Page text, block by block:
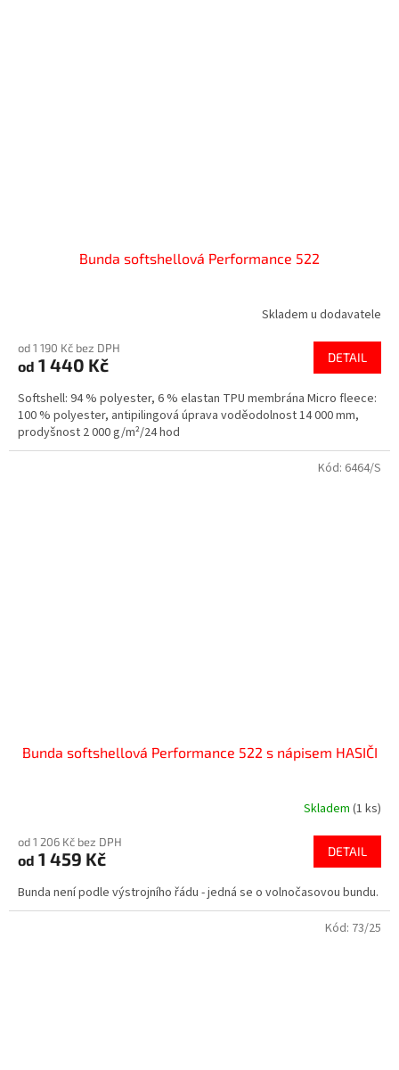
Bunda softshellová Performance 522
Skladem u dodavatele
od 1 190 Kč bez DPH
od 1 440 Kč DETAIL
Softshell: 94 % polyester, 6 % elastan TPU membrána Micro fleece:
100 % polyester, antipilingová úprava voděodolnost 14 000 mm,
prodyšnost 2 000 g/m²/24 hod
Bunda softshellová Performance 522 s nápisem HASIČI
Skladem (1 ks)
od 1 206 Kč bez DPH
od 1 459 Kč DETAIL
Bunda není podle výstrojního řádu - jedná se o volnočasovou bundu.
Kód: 6464/S
Kód: 73/25